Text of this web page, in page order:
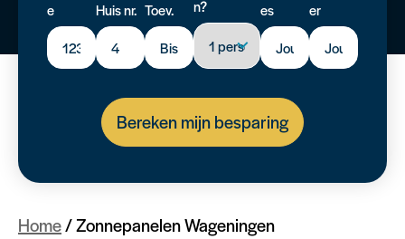
e
Huis nr. Toev.
n?
es
er
Bereken mijn besparing
Home/Zonnepanelen Wageningen